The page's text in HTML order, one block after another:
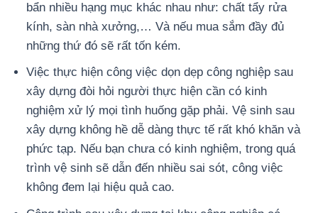
bẩn nhiều hạng mục khác nhau như: chất tẩy rửa
kính, sàn nhà xưởng,… Và nếu mua sắm đầy đủ
những thứ đó sẽ rất tốn kém.
Việc thực hiện công việc dọn dẹp công nghiệp sau
xây dựng đòi hỏi người thực hiện cần có kinh
nghiệm xử lý mọi tình huống gặp phải. Vệ sinh sau
xây dựng không hề dễ dàng thực tế rất khó khăn và
phức tạp. Nếu bạn chưa có kinh nghiệm, trong quá
trình vệ sinh sẽ dẫn đến nhiều sai sót, công việc
không đem lại hiệu quả cao.